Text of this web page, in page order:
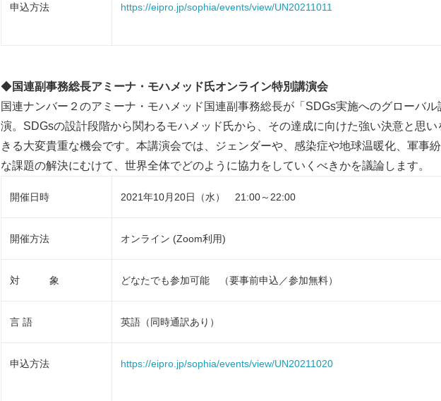
申込方法 https://eipro.jp/sophia/events/view/UN20211011
◆国連副事務総長アミーナ・モハメッド氏オンライン特別講演会
国連ナンバー２のアミーナ・モハメッド国連副事務総長が「SDGs実施へのグローバ
演。SDGsの設計段階から関わるモハメッド氏から、その達成に向けた強い決意と思
きる大変貴重な機会です。本講演会では、ジェンダーや、感染症や地球温暖化、軍事
な課題の解決にむけて、世界全体でどのように協力をしていくべきかを議論します。
開催日時 2021年10月20日（水） 21:00～22:00
開催方法 オンライン (Zoom利用)
対 象 どなたでも参加可能 （要事前申込／参加無料）
言 語 英語（同時通訳あり）
申込方法 https://eipro.jp/sophia/events/view/UN20211020
Japanese